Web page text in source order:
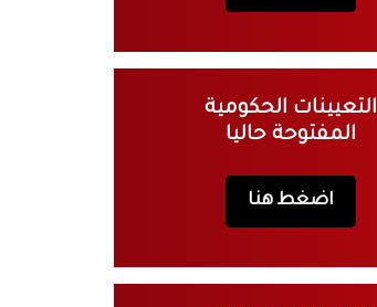
التعيينات الحكومية
المفتوحة حاليا
اضغط هنا